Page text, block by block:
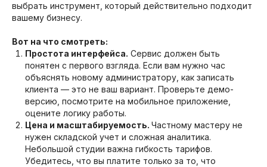
выбрать инструмент, который действительно подходит
вашему бизнесу.
Вот на что смотреть:
Простота интерфейса. Сервис должен быть
понятен с первого взгляда. Если вам нужно час
объяснять новому администратору, как записать
клиента — это не ваш вариант. Проверьте демо-
версию, посмотрите на мобильное приложение,
оцените логику работы.
Цена и масштабируемость. Частному мастеру не
нужен складской учет и сложная аналитика.
Небольшой студии важна гибкость тарифов.
Убедитесь, что вы платите только за то, что